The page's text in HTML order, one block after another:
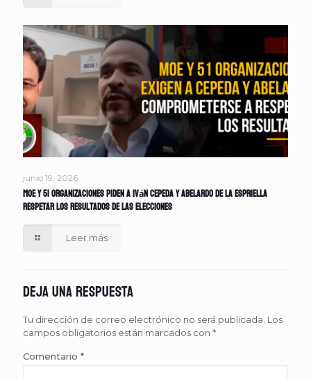
junio 19, 2026
MOE y 51 organizaciones piden a Iván Cepeda y Abelardo de la Espriella
respetar los resultados de las elecciones
Leer más
Deja una respuesta
Tu dirección de correo electrónico no será publicada. Los
campos obligatorios están marcados con *
Comentario *